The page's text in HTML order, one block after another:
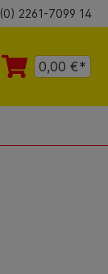
2261-7099 14
auf dem
0,00 €*